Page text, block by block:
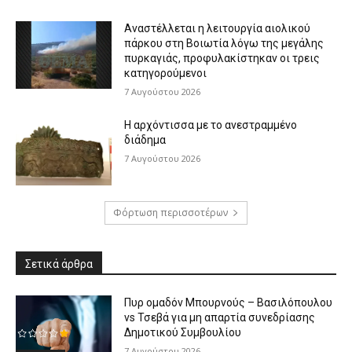
Αναστέλλεται η λειτουργία αιολικού
πάρκου στη Βοιωτία λόγω της μεγάλης
πυρκαγιάς, προφυλακίστηκαν οι τρεις
κατηγορούμενοι
7 Αυγούστου 2026
Η αρχόντισσα με το ανεστραμμένο
διάδημα
7 Αυγούστου 2026
Φόρτωση περισσοτέρων
Σετικά άρθρα
Πυρ ομαδόν Μπουρνούς – Βασιλόπουλου
vs Τσεβά για μη απαρτία συνεδρίασης
Δημοτικού Συμβουλίου